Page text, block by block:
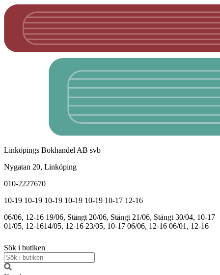
Linköpings Bokhandel AB svb
Nygatan 20, Linköping
010-2227670
10-19 10-19 10-19 10-19 10-19 10-17 12-16
06/06, 12-16 19/06, Stängt 20/06, Stängt 21/06, Stängt 30/04, 10-17
01/05, 12-1614/05, 12-16 23/05, 10-17 06/06, 12-16 06/01, 12-16
Sök i butiken